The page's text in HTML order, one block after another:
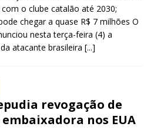
o clube catalão até 2030;
chegar a quase R$ 7 milhões O
nesta terça-feira (4) a
atacante brasileira [...]
revogação de
nos EUA